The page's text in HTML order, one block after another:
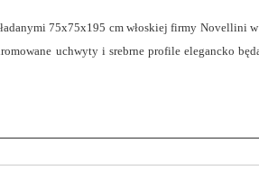
75x75x195 cm włoskiej firmy Novellini
uchwyty i srebrne profile elegancko